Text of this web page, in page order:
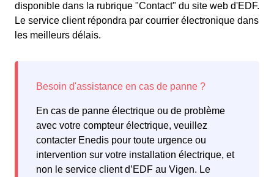
disponible dans la rubrique "Contact" du site web d'EDF.
Le service client répondra par courrier électronique dans
les meilleurs délais.
En cas de panne électrique ou de problème
avec votre compteur électrique, veuillez
contacter Enedis pour toute urgence ou
intervention sur votre installation électrique, et
non le service client d’EDF au Vigen. Le